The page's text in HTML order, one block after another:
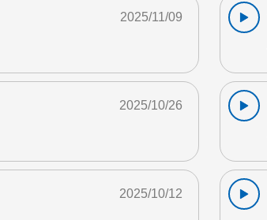
2025/11/09
2025/10/26
2025/10/12